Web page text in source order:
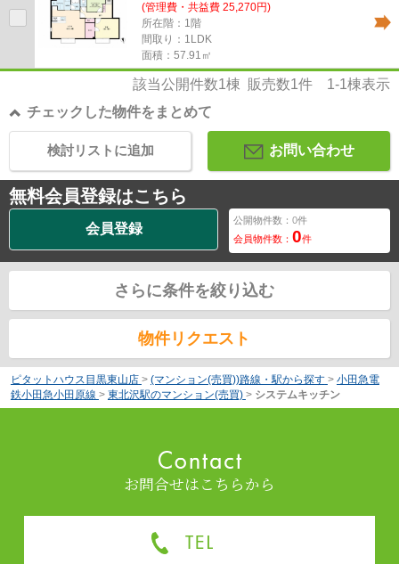
(管理費・共益費 25,270円)
所在階：1階
間取り：1LDK
面積：57.91㎡
該当公開件数1棟 販売数1件 1-1棟表示
チェックした物件をまとめて
お問い合わせ
検討リストに追加
無料会員登録はこちら
会員登録
公開物件数： 0件
会員物件数： 0件
さらに条件を絞り込む
物件リクエスト
ピタットハウス目黒東山店 > (マンション(売買))路線・駅から探す > 小田急電
鉄小田急小田原線 > 東北沢駅のマンション(売買) > システムキッチン
お問合せはこちらから